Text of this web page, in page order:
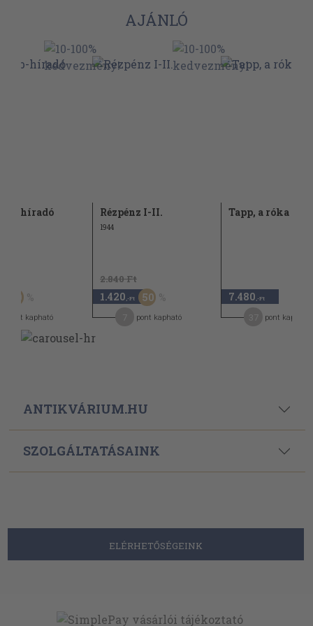
AJÁNLÓ
híradó
50
pont kapható
Rézpénz I-II.
1944
2.840 Ft
1.420 ,-Ft 50
pont kapható
Tapp, a róka
7.480 ,-Ft
pont kapható
ANTIKVÁRIUM.HU
SZOLGÁLTATÁSAINK
ELÉRHETŐSÉGEINK